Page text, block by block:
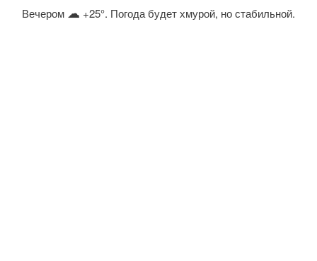
Вечером ☁ +25°. Погода будет хмурой, но стабильной.